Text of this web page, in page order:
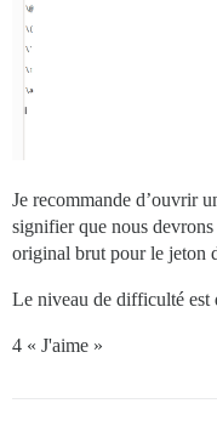
Je recommande d’ouvrir
signifier que nous
original brut pour le jeton
Le niveau de difficulté est
4 « J'aime »